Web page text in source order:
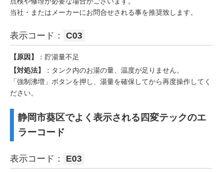
当社・またはメーカーにお問合せされる事を推奨致します。
表示コード： C03
【原因】
：貯湯量不足
【対処法】
：タンク内のお湯の量、温度が足りません。
「強制沸増」ボタンを押し、湯量を確保してから再度操作してく
ださい。
静岡市葵区でよく表示される四変テックのエ
ラーコード
表示コード： E03